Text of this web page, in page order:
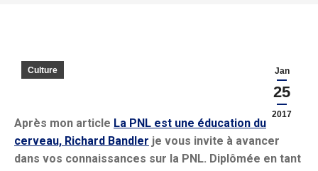
Jan
25
2017
Culture
Après mon article La PNL est une éducation du
cerveau, Richard Bandler je vous invite à avancer
dans vos connaissances sur la PNL. Diplômée en tant